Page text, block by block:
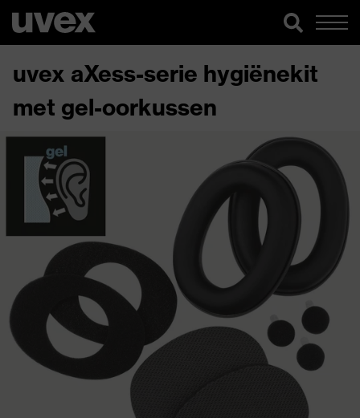
uvex aXess-serie hygiënekit
met gel-oorkussen